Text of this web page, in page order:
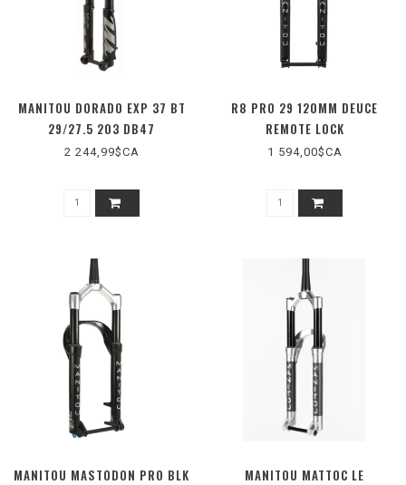
MANITOU DORADO EXP 37 BT
29/27.5 203 DB47
2 244,99$CA
R8 PRO 29 120MM DEUCE
REMOTE LOCK
1 594,00$CA
MANITOU MASTODON PRO BLK
MANITOU MATTOC LE